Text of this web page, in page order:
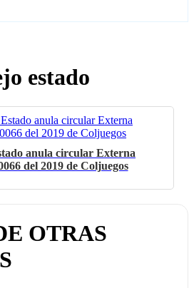
estado
anula circular Externa
del 2019 de Coljuegos
OTRAS